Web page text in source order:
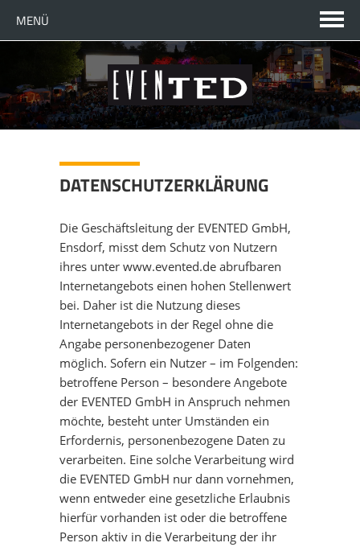
MENÜ
SPRACHE WECHSELN
EN
TELEFONISCHER KONTAKT
JETZT ANRUFEN
STARTSEITE
DAS SIND WIR
ANSPRECHPARTNER
AUSBILDUNG
NACHHALTIGKEIT
PRESSE
STELLEN
KOMPETENZEN
ÜBERSICHT
EVENT GEPLANT?
FILMAUSWAHL
MEISTERLICH BERATEN
RUND-UM-SERVICE
LÖSUNGEN
ÜBERSICHT
OPEN AIR KINO
AUTOKINO
INDOOR KINO
PROJEKTE
ÜBERSICHT
OPEN AIR KINO
AUTOKINO
MEHRWERTE
DOWNLOAD
KONTAKT
DATENSCHUTZERKLÄRUNG
Die Geschäftsleitung der EVENTED GmbH,
Ensdorf, misst dem Schutz von Nutzern
ihres unter www.evented.de abrufbaren
Internetangebots einen hohen Stellenwert
bei. Daher ist die Nutzung dieses
Internetangebots in der Regel ohne die
Angabe personenbezogener Daten
möglich. Sofern ein Nutzer – im Folgenden:
betroffene Person – besondere Angebote
der EVENTED GmbH in Anspruch nehmen
möchte, besteht unter Umständen ein
Erfordernis, personenbezogene Daten zu
verarbeiten. Eine solche Verarbeitung wird
die EVENTED GmbH nur dann vornehmen,
wenn entweder eine gesetzliche Erlaubnis
hierfür vorhanden ist oder die betroffene
Person aktiv in die Verarbeitung der ihr